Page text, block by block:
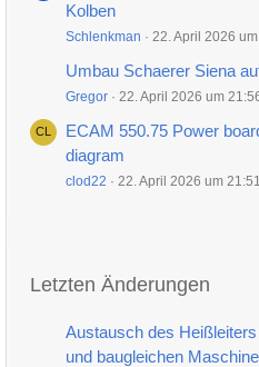
Kolben
Schlenkman 22. April 2026
Umbau Schaerer Siena
Gregor 22. April 2026 um
ECAM 550.75 Power
diagram
clod22 22. April 2026 um 21:51
Letzten Änderungen
Austausch des
und baugleichen